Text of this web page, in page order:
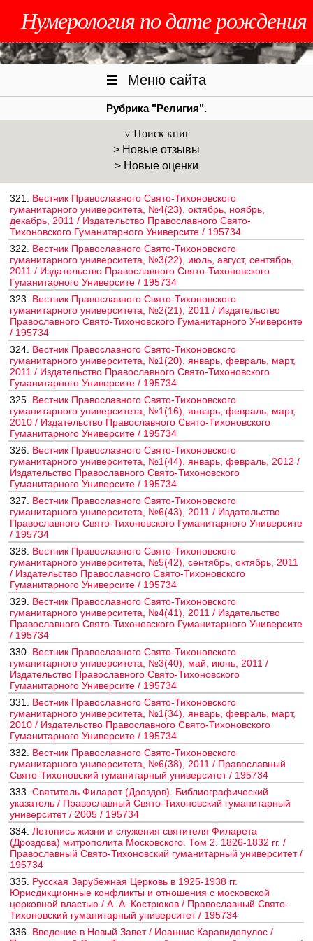
Нумерология по дате рождения
Меню сайта
Рубрика "Религия".
Поиск книг
> Новые отзывы
> Новые оценки
321. Вестник Православного Свято-Тихоновского
гуманитарного университета, №4(23), октябрь, ноябрь,
декабрь, 2011 / Издательство Православного Свято-
Тихоновского Гуманитарного Университе / 195734
322. Вестник Православного Свято-Тихоновского
гуманитарного университета, №3(22), июль, август, сентябрь,
2011 / Издательство Православного Свято-Тихоновского
Гуманитарного Университе / 195734
323. Вестник Православного Свято-Тихоновского
гуманитарного университета, №2(21), 2011 / Издательство
Православного Свято-Тихоновского Гуманитарного Университе
/ 195734
324. Вестник Православного Свято-Тихоновского
гуманитарного университета, №1(20), январь, февраль, март,
2011 / Издательство Православного Свято-Тихоновского
Гуманитарного Университе / 195734
325. Вестник Православного Свято-Тихоновского
гуманитарного университета, №1(16), январь, февраль, март,
2010 / Издательство Православного Свято-Тихоновского
Гуманитарного Университе / 195734
326. Вестник Православного Свято-Тихоновского
гуманитарного университета, №1(44), январь, февраль, 2012 /
Издательство Православного Свято-Тихоновского
Гуманитарного Университе / 195734
327. Вестник Православного Свято-Тихоновского
гуманитарного университета, №6(43), 2011 / Издательство
Православного Свято-Тихоновского Гуманитарного Университе
/ 195734
328. Вестник Православного Свято-Тихоновского
гуманитарного университета, №5(42), сентябрь, октябрь, 2011
/ Издательство Православного Свято-Тихоновского
Гуманитарного Университе / 195734
329. Вестник Православного Свято-Тихоновского
гуманитарного университета, №4(41), 2011 / Издательство
Православного Свято-Тихоновского Гуманитарного Университе
/ 195734
330. Вестник Православного Свято-Тихоновского
гуманитарного университета, №3(40), май, июнь, 2011 /
Издательство Православного Свято-Тихоновского
Гуманитарного Университе / 195734
331. Вестник Православного Свято-Тихоновского
гуманитарного университета, №1(34), январь, февраль, март,
2010 / Издательство Православного Свято-Тихоновского
Гуманитарного Университе / 195734
332. Вестник Православного Свято-Тихоновского
гуманитарного университета, №6(38), 2011 / Православный
Свято-Тихоновский гуманитарный университет / 195734
333. Святитель Филарет (Дроздов). Библиографический
указатель / Православный Свято-Тихоновский гуманитарный
университет / 2005 / 195734
334. Летопись жизни и служения святителя Филарета
(Дроздова) митрополита Московского. Том 2. 1826-1832 гг. /
Православный Свято-Тихоновский гуманитарный университет /
195734
335. Русская Зарубежная Церковь в 1925-1938 гг.
Юрисдикционные конфликты и отношения с московской
церковной властью / А. А. Кострюков / Православный Свято-
Тихоновский гуманитарный университет / 195734
336. Введение в Новый Завет / Иоаннис Каравидопулос /